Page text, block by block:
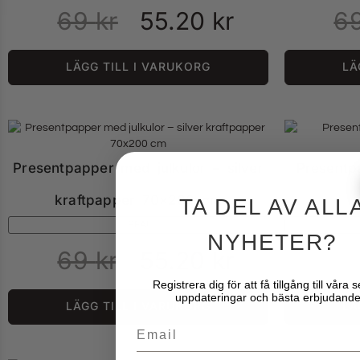
69kr 55.20 kr
LÄGG TILL I VARUKORG
Presentpapper med julkulor – silver
kraftpapper 70×200 cm
69kr
LÄGG TILL I VARUKORG
TA DEL AV
NYHETER?
Registrera dig för att få tillgång till våra
uppdateringar och bästa
Email